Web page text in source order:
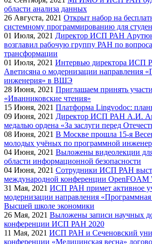
области анализа данных
26 Августа, 2021 Открыт набор на
системному программированию для
01 Июля, 2021 Директор ИСП РАН
возглавил рабочую группу РАН по
трансформации
01 Июля, 2021 Интервью директора ИСП
Аветисяна о модернизации направления
инженерия» в ВШЭ
28 Июня, 2021 Приглашаем принять
«Иванниковские чтения»
15 Июня, 2021 Платформа Lingvodoc:
09 Июня, 2021 Директор ИСП РАН А.И.
медалью ордена «За заслуги перед
08 Июня, 2021 В Москве прошла 15-я
молодых учёных по программной
04 Июня, 2021 Выложены видеолекции
области информационной безопасности
04 Июня, 2021 Сотрудники ИСП РАН
международной конференции OpenFOAM
31 Мая, 2021 ИСП РАН примет активное
модернизации направления
Высшей школе экономики
26 Мая, 2021 Выложены записи научных
конференции ИСП РАН 2020
11 Мая, 2021 ИСП РАН и Сеченовский
конференции «Медицинская весна»